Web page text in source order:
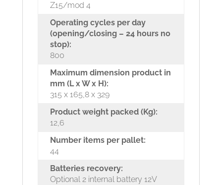
Z15/mod 4
Operating cycles per day
(opening/closing – 24 hours no
stop):
800
Maximum dimension product in
mm (L x W x H):
315 x 165,8 x 329
Product weight packed (Kg):
12,6
Number items per pallet:
44
Batteries recovery:
Optional 2 internal battery 12V